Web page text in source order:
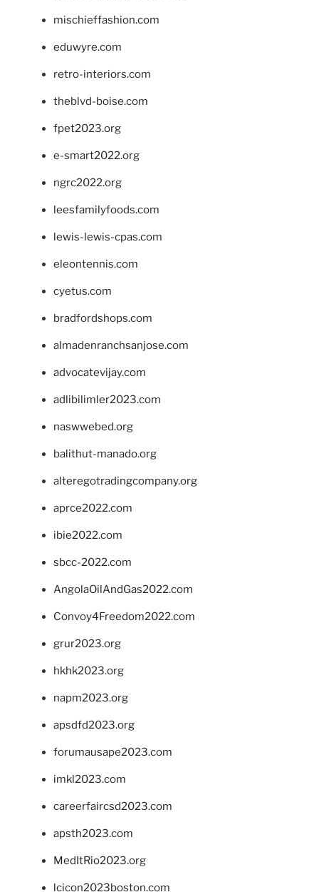
mischieffashion.com
eduwyre.com
retro-interiors.com
theblvd-boise.com
fpet2023.org
e-smart2022.org
ngrc2022.org
leesfamilyfoods.com
lewis-lewis-cpas.com
eleontennis.com
cyetus.com
bradfordshops.com
almadenranchsanjose.com
advocatevijay.com
adlibilimler2023.com
naswwebed.org
balithut-manado.org
alteregotradingcompany.org
aprce2022.com
ibie2022.com
sbcc-2022.com
AngolaOilAndGas2022.com
Convoy4Freedom2022.com
grur2023.org
hkhk2023.org
napm2023.org
apsdfd2023.org
forumausape2023.com
imkl2023.com
careerfaircsd2023.com
apsth2023.com
MedItRio2023.org
lcicon2023boston.com